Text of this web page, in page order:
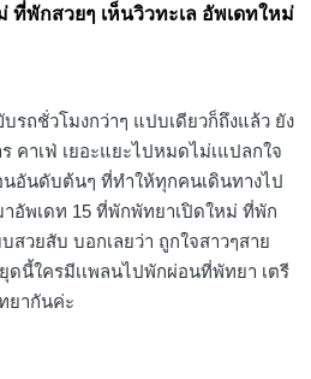
ที่พักสวยๆ เห็นวิวทะเล อัพเดทใหม่
รถชั่วโมงกว่าๆ แปบเดียวก็ถึงแล้ว ยัง
คาเฟ่ เยอะแยะไปหมดไม่เแปลกใจ
นอันดับต้นๆ ที่ทำให้ทุกคนเดินทางไป
อัพเดท 15 ที่พักพัทยาเปิดใหม่ ที่พัก
สวยสับ บอกเลยว่า ถูกใจสาวๆสาย
นี้ใครมีเเพลนไปพักผ่อนที่พัทยา เตรี
ยากันค่ะ